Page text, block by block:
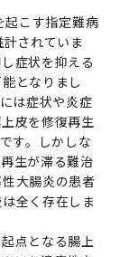
起こす指定難病
されていま
症状を抑える
となりまし
は症状や炎症
皮を修復再生
す。しかしな
生が滞る難治
大腸炎の患者
全く存在しま
点となる腸上